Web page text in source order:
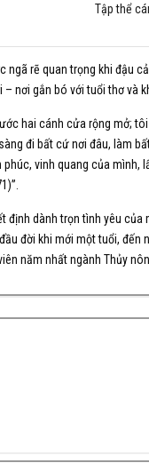
Tập thể
ngã rẽ quan trọng khi đậu
– nơi gắn bó với tuổi thơ và
hai cánh cửa rộng mở;
đi bất cứ nơi đâu, làm
vinh quang của mình,
định dành trọn tình yêu
đời khi mới một tuổi, đến
năm nhất ngành Thủy